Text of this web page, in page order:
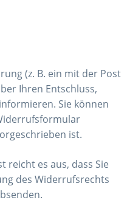
(z. B. ein mit der Post
Ihren Entschluss,
Sie können
ist.
reicht es aus, dass Sie
des Widerrufsrechts